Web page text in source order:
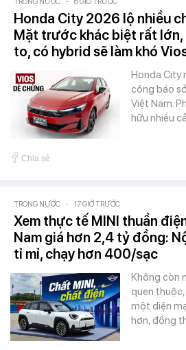
TRONG NƯỚC 6 GIỜ TRƯỚC
Honda City 2026 lộ nhiều
Mặt trước khác biệt rất lớn,
to, có hybrid sẽ làm khó
Honda City
công báo
Việt Nam.
hữu nhiều
Chia sẻ
TRONG NƯỚC - 17 GIỜ TRƯỚC
Xem thực tế MINI thuần
Nam giá hơn 2,4 tỷ đồng:
tỉ mỉ, chạy hơn 400/sạc
Không còn
quen
một diện
hơn, đồng